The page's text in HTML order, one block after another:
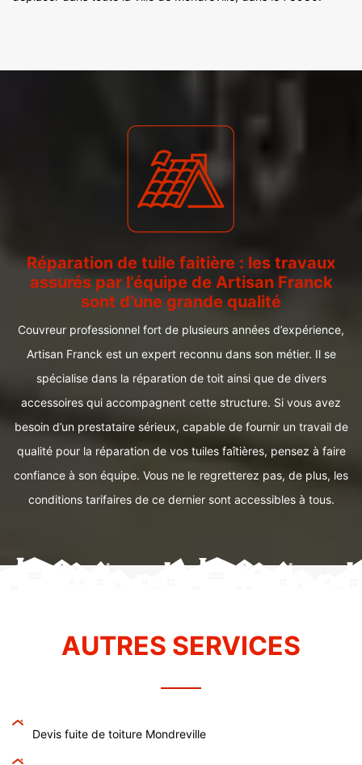
Réparation de tuile faitière : les travaux
assurés par l’équipe de Artisan Franck
sont d’une grande qualité
Couvreur professionnel fort de plusieurs années d’expérience,
Artisan Franck est un expert reconnu dans son métier. Il se
spécialise dans la réparation de toit ainsi que de divers
accessoires qui accompagnent cette structure. Si vous avez
besoin d’un prestataire sérieux, capable de fournir un travail de
qualité pour la réparation de vos tuiles faîtières, pensez à faire
confiance à son équipe. Vous ne le regretterez pas, de plus, les
conditions tarifaires de ce dernier sont accessibles à tous.
AUTRES SERVICES
Devis fuite de toiture Mondreville